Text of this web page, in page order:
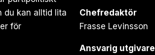
du kan alltid lita
för
Chefredaktör
Frasse Levinsson
Ansvarig utgivare